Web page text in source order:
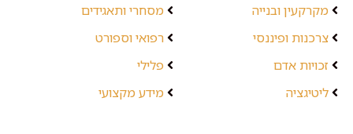
מקרקעין ובנייה
צרכנות ופיננסי
זכויות אדם
ליטיגציה
מסחרי ותאגידים
רפואי וספורט
פלילי
מידע מקצועי